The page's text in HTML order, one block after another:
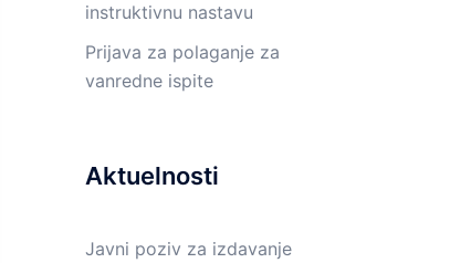
instruktivnu nastavu
Prijava za polaganje za
vanredne ispite
Aktuelnosti
Javni poziv za izdavanje